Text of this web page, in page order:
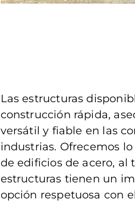
Las estructuras
construcción rápida,
versátil y fiable en las
industrias. Ofrecemos
de edificios de acero,
estructuras tienen un
opción respetuosa con